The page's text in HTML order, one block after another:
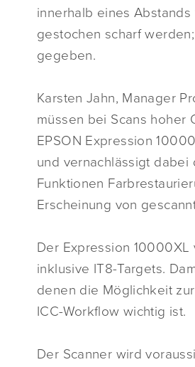
innerhalb eines
gestochen scharf
gegeben.
Karsten Jahn, Manager
müssen bei Scans hoher
EPSON Expression
und vernachlässigt
Funktionen
Erscheinung von
Der Expression
inklusive IT8-Targets.
denen die Möglichkeit
ICC-Workflow wichtig ist.
Der Scanner wird